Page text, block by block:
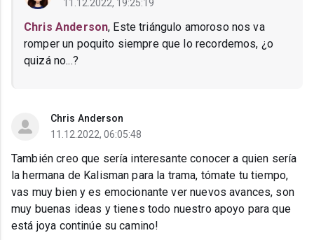
11.12.2022, 19:25:19
Chris Anderson, Este triángulo amoroso nos va
romper un poquito siempre que lo recordemos, ¿o
quizá no...?
Chris Anderson
11.12.2022, 06:05:48
También creo que sería interesante conocer a quien sería
la hermana de Kalisman para la trama, tómate tu tiempo,
vas muy bien y es emocionante ver nuevos avances, son
muy buenas ideas y tienes todo nuestro apoyo para que
está joya continúe su camino!